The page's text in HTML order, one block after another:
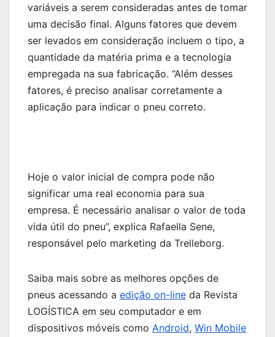
variáveis a serem consideradas antes de tomar
uma decisão final. Alguns fatores que devem
ser levados em consideração incluem o tipo, a
quantidade da matéria prima e a tecnologia
empregada na sua fabricação. “Além desses
fatores, é preciso analisar corretamente a
aplicação para indicar o pneu correto.
Hoje o valor inicial de compra pode não
significar uma real economia para sua
empresa. É necessário analisar o valor de toda
vida útil do pneu”, explica Rafaella Sene,
responsável pelo marketing da Trelleborg.
Saiba mais sobre as melhores opções de
pneus acessando a edição on-line da Revista
LOGÍSTICA em seu computador e em
dispositivos móveis como Android, Win Mobile